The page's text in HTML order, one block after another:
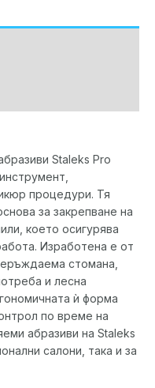
Staleks Pro
процедури. Тя
за закрепване на
което осигурява
Изработена е от
стомана,
и лесна
ѝ форма
по време на
абразиви на Staleks
салони, така и за